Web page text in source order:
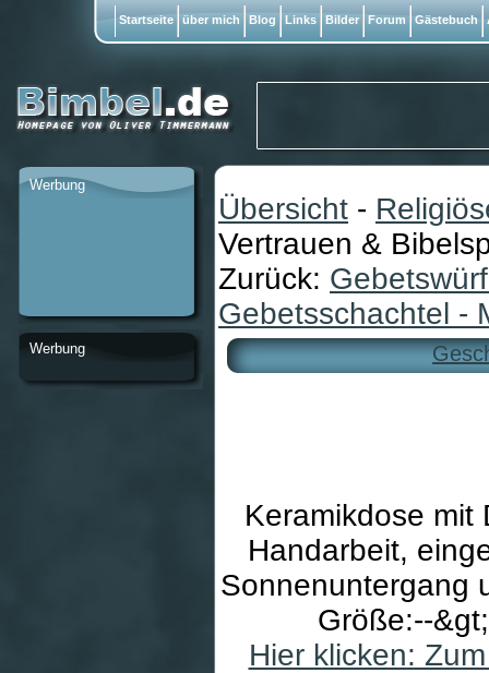
Übersicht -
Vertrauen &
Zurück:
Gebetsschachtel -
Keramikdose mit
Handarbeit,
Sonnenuntergang
Größe:--
Hier klicken:
Werbung
Werbung
Startseite über mich Blog Links Bilder Forum Gästebuch